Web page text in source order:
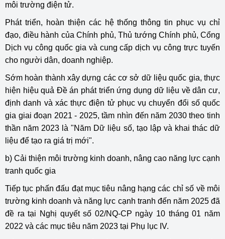
môi trường điện tử.
Phát triển, hoàn thiện các hệ thống thông tin phục vụ chỉ
đạo, điều hành của Chính phủ, Thủ tướng Chính phủ, Cổng
Dịch vụ công quốc gia và cung cấp dịch vụ công trực tuyến
cho người dân, doanh nghiệp.
Sớm hoàn thành xây dựng các cơ sở dữ liệu quốc gia, thực
hiện hiệu quả Đề án phát triển ứng dụng dữ liệu về dân cư,
định danh và xác thực điện tử phục vụ chuyển đổi số quốc
gia giai đoạn 2021 - 2025, tầm nhìn đến năm 2030 theo tinh
thần năm 2023 là "Năm Dữ liệu số, tạo lập và khai thác dữ
liệu để tạo ra giá trị mới".
b) Cải thiện môi trường kinh doanh, nâng cao năng lực cạnh
tranh quốc gia
Tiếp tục phấn đấu đạt mục tiêu nâng hạng các chỉ số về môi
trường kinh doanh và năng lực cạnh tranh đến năm 2025 đã
đề ra tại Nghị quyết số 02/NQ-CP ngày 10 tháng 01 năm
2022 và các mục tiêu năm 2023 tại Phụ lục IV.